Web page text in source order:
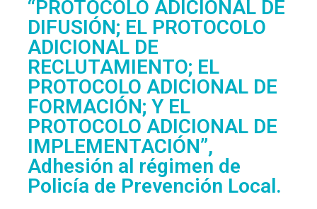
“PROTOCOLO ADICIONAL DE
DIFUSIÓN; EL PROTOCOLO
ADICIONAL DE
RECLUTAMIENTO; EL
PROTOCOLO ADICIONAL DE
FORMACIÓN; Y EL
PROTOCOLO ADICIONAL DE
IMPLEMENTACIÓN”,
Adhesión al régimen de
Policía de Prevención Local.